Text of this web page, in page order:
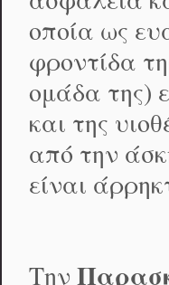
οποία ως
φροντίδα
ομάδα της)
και της
από την
είναι
Την